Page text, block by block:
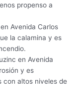
propenso a
Avenida Carlos
la calamina y es
en Avenida
y es
con altos niveles de